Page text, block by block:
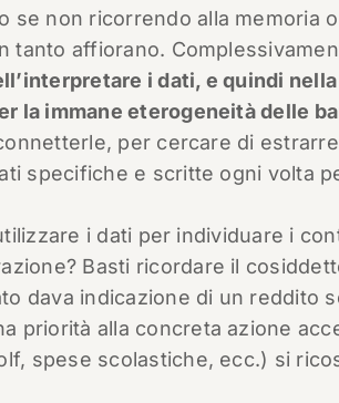
se non ricorrendo alla memoria
tanto affiorano.
i dati, e quindi
la immane eterogeneità delle
per cercare di
specifiche e scritte ogni volta
i dati per individuare i
Basti ricordare il
dava indicazione di un reddito
priorità alla concreta azione
spese scolastiche, ecc.) si